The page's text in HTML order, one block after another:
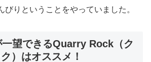
びりということをやっていました。
望できるQuarry Rock（ク
）はオススメ！